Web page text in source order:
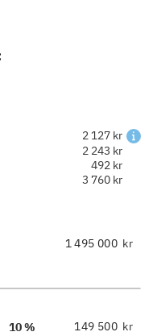
2 127 kr
2 243 kr
492 kr
3 760 kr
kr
10 % kr